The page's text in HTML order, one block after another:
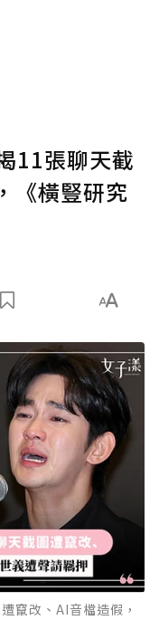
11張聊天截
《橫豎研究
竄改、AI音檔造假，